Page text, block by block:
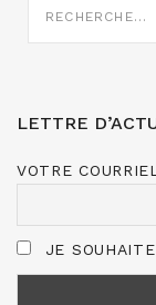
SUR
LETTRE
VOTRE COURRIEL
JE